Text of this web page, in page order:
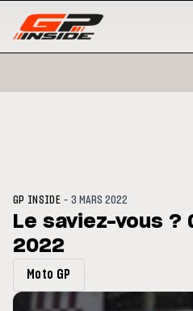
du GP de Grande-
GP INSIDE -3 MARS 2022
Le saviez-vous ?
2022
Moto GP